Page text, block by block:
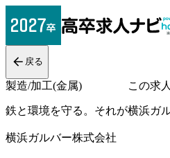
戻る
製造/加工(金属) この求
鉄と環境を守る。それが横浜ガ
横浜ガルバー株式会社